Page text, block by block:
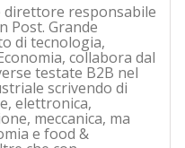
direttore responsabile
Post. Grande
di tecnologia,
collabora dal
testate B2B nel
scrivendo di
elettronica,
meccanica, ma
e food &